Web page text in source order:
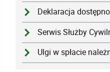
Deklaracja
Serwis Służby
Ulgi w spłacie